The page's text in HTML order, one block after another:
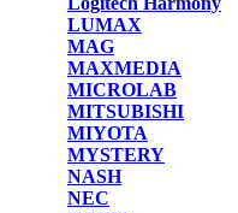
LUMAX
MAG
MAXMEDIA
MICROLAB
MITSUBISHI
MIYOTA
MYSTERY
NASH
NEC